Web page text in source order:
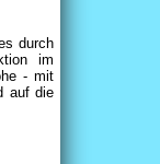
durch
im
- mit
auf die